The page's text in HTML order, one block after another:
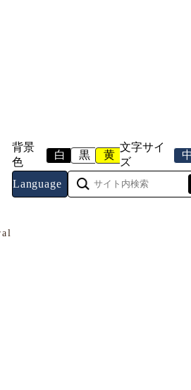
背景
色
白 黒 黄
文字サイ
ズ
Language
を探す 調べる・相談する
らせ> 貸出利用券（貸出カー
について